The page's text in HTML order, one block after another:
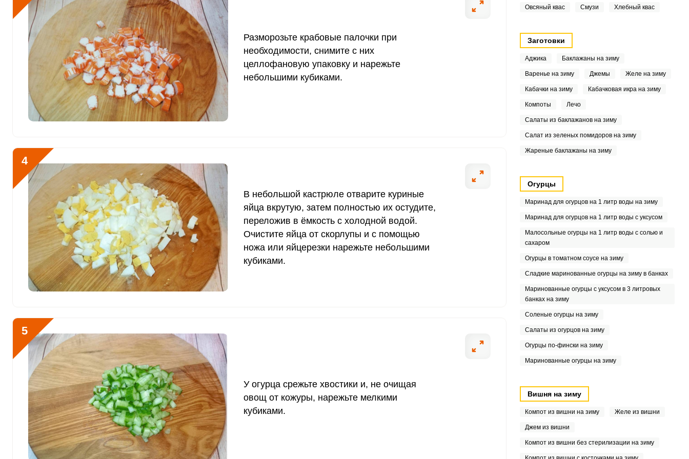
Железо 8.6 мг
Йод 47 мкг
Кобальт 23 мкг
Литий 70 мкг 0
Марганец 0.4 мкг
Медь 402.6 мкг
Рубидий
Селен 113.4 мкг
Фтор 174 мкг 0.5
Хром 14.8 мкг 50 мкг 3.3
4.1 мг 12 мг 3.8
Бор
Ванадий 0
Разморозьте крабовые палочки при
необходимости, снимите с них
целлофановую упаковку и нарежьте
небольшими кубиками.
4
В небольшой кастрюле отварите куриные
яйца вкрутую, затем полностью их остудите,
переложив в ёмкость с холодной водой.
Очистите яйца от скорлупы и с помощью
ножа или яйцерезки нарежьте небольшими
кубиками.
5
У огурца срежьте хвостики и, не очищая
овощ от кожуры, нарежьте мелкими
кубиками.
Овсяный квас Смузи Хлебный квас
Заготовки
Аджика Баклажаны на зиму
Варенье на зиму Джемы Желе на зиму
Кабачки на зиму Кабачковая икра на зиму
Компоты Лечо
Салаты из баклажанов на зиму
Салат из зеленых помидоров на зиму
Жареные баклажаны на зиму
Огурцы
Маринад для огурцов на 1 литр воды на зиму
Маринад для огурцов на 1 литр воды с уксусом
Малосольные огурцы на 1 литр воды с солью и
сахаром
Огурцы в томатном соусе на зиму
Сладкие маринованные огурцы на зиму в банках
Маринованные огурцы с уксусом в 3 литровых
банках на зиму
Соленые огурцы на зиму
Салаты из огурцов на зиму
Огурцы по-фински на зиму
Маринованные огурцы на зиму
Вишня на зиму
Компот из вишни на зиму Желе из вишни
Джем из вишни
Компот из вишни без стерилизации на зиму